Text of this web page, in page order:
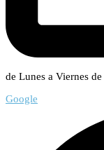
de Lunes a Viernes
Google